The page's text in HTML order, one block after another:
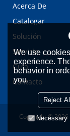
Acerca De
Catalogar
Solución
Servicio
Guía
Contacto
Copyright © 2026
We use
experience.
behavior in
you.
Reject All
Necessary